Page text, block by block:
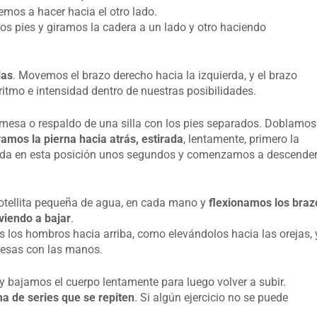
a hacer hacia el otro lado.
pies y giramos la cadera a un lado y otro haciendo
. Movemos el brazo derecho hacia la izquierda, y el brazo
e intensidad dentro de nuestras posibilidades.
o respaldo de una silla con los pies separados.
la pierna hacia atrás, estirada, lentamente, primero la
en esta posición unos segundos y comenzamos a descender
pequeña de agua, en cada mano y flexionamos los
a bajar.
hombros hacia arriba, como elevándolos hacia las orejas,
con las manos.
el cuerpo lentamente para luego volver a subir.
de series que se repiten. Si algún ejercicio no se puede